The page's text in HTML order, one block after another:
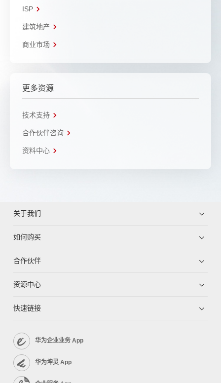
ISP
建筑地产
商业市场
更多资源
技术支持
合作伙伴咨询
资料中心
关于我们
如何购买
合作伙伴
资源中心
快速链接
华为企业业务 App
华为坤灵 App